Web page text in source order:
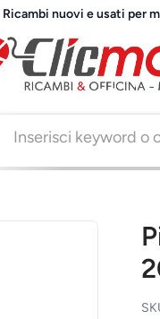
Ricambi nuovi e usati per